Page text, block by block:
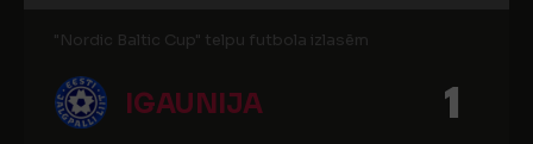
"Nordic Baltic Cup" telpu futbola izlasēm
IGAUNIJA 1